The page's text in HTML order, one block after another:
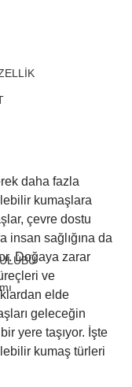
daha fazla
kumaşlara
çevre dostu
insan sağlığına da
Doğaya zarar
ve
elde
geleceğin
yere taşıyor. İşte
kumaş türleri